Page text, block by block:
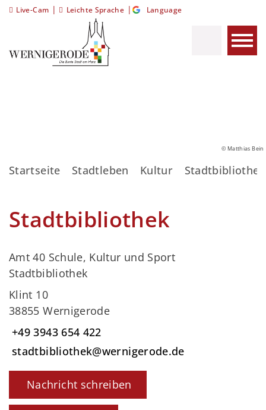
Live-Cam | Leichte Sprache | Language
© Matthias Bein
Startseite Stadtleben Kultur Stadtbibliothek
Stadtbibliothek
Amt 40 Schule, Kultur und Sport
Stadtbibliothek
Klint 10
38855 Wernigerode
+49 3943 654 422
stadtbibliothek@wernigerode.de
Nachricht schreiben